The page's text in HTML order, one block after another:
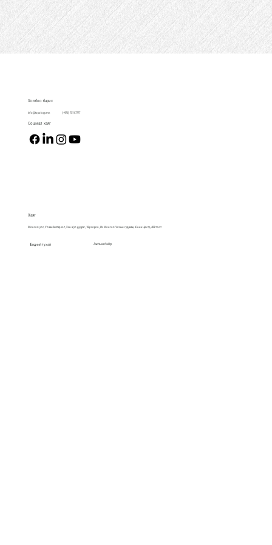
Бидний тухай Ажлын байр
Холбоо барих
info@topology.mn(+976) 7511-7777
Хаяг
Монгол улс, Улаанбаатар хот, Хан-Уул дүүрэг, 18-р хороо, Их Монгол Улсын гудамж, Юник Центр, 408 тоот
Сошиал хаяг